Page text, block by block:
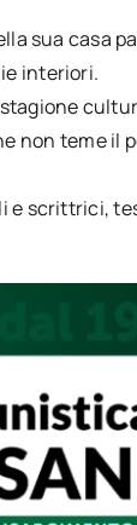
sua casa
interiori.
non teme il
e scrittrici,